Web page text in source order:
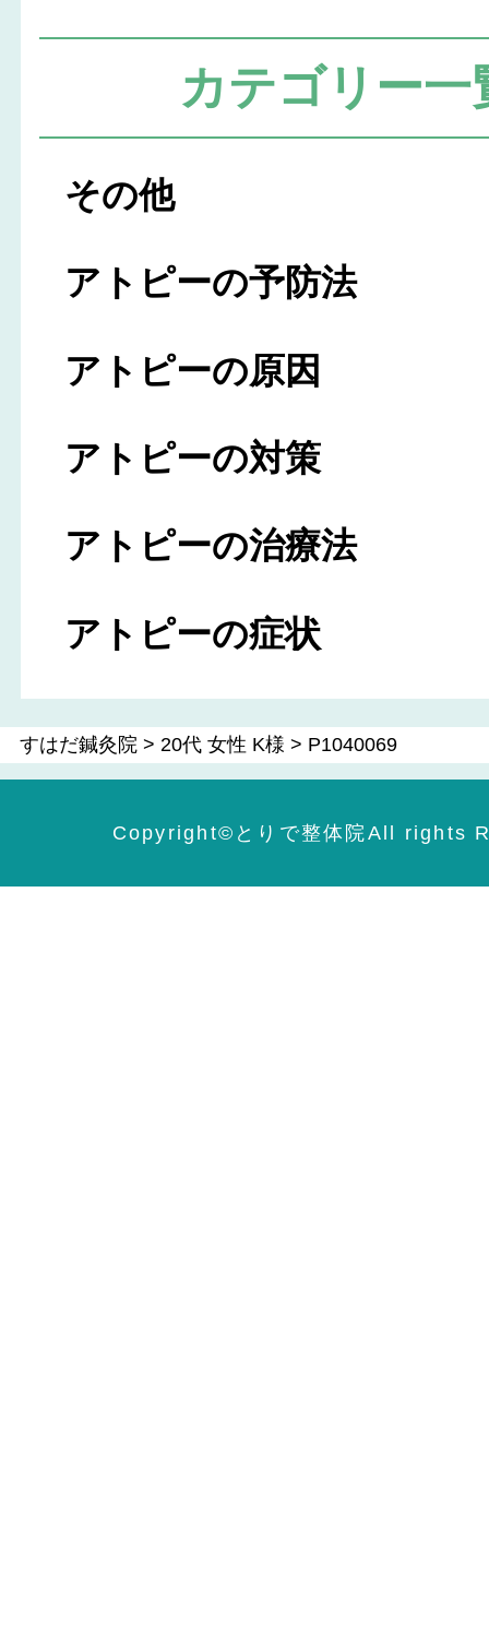
カテゴリー一
その他
アトピーの予防法
アトピーの原因
アトピーの対策
アトピーの治療法
アトピーの症状
すはだ鍼灸院> 20代 女性 K様 > P1040069
Copyright©️とりで整体院All rights